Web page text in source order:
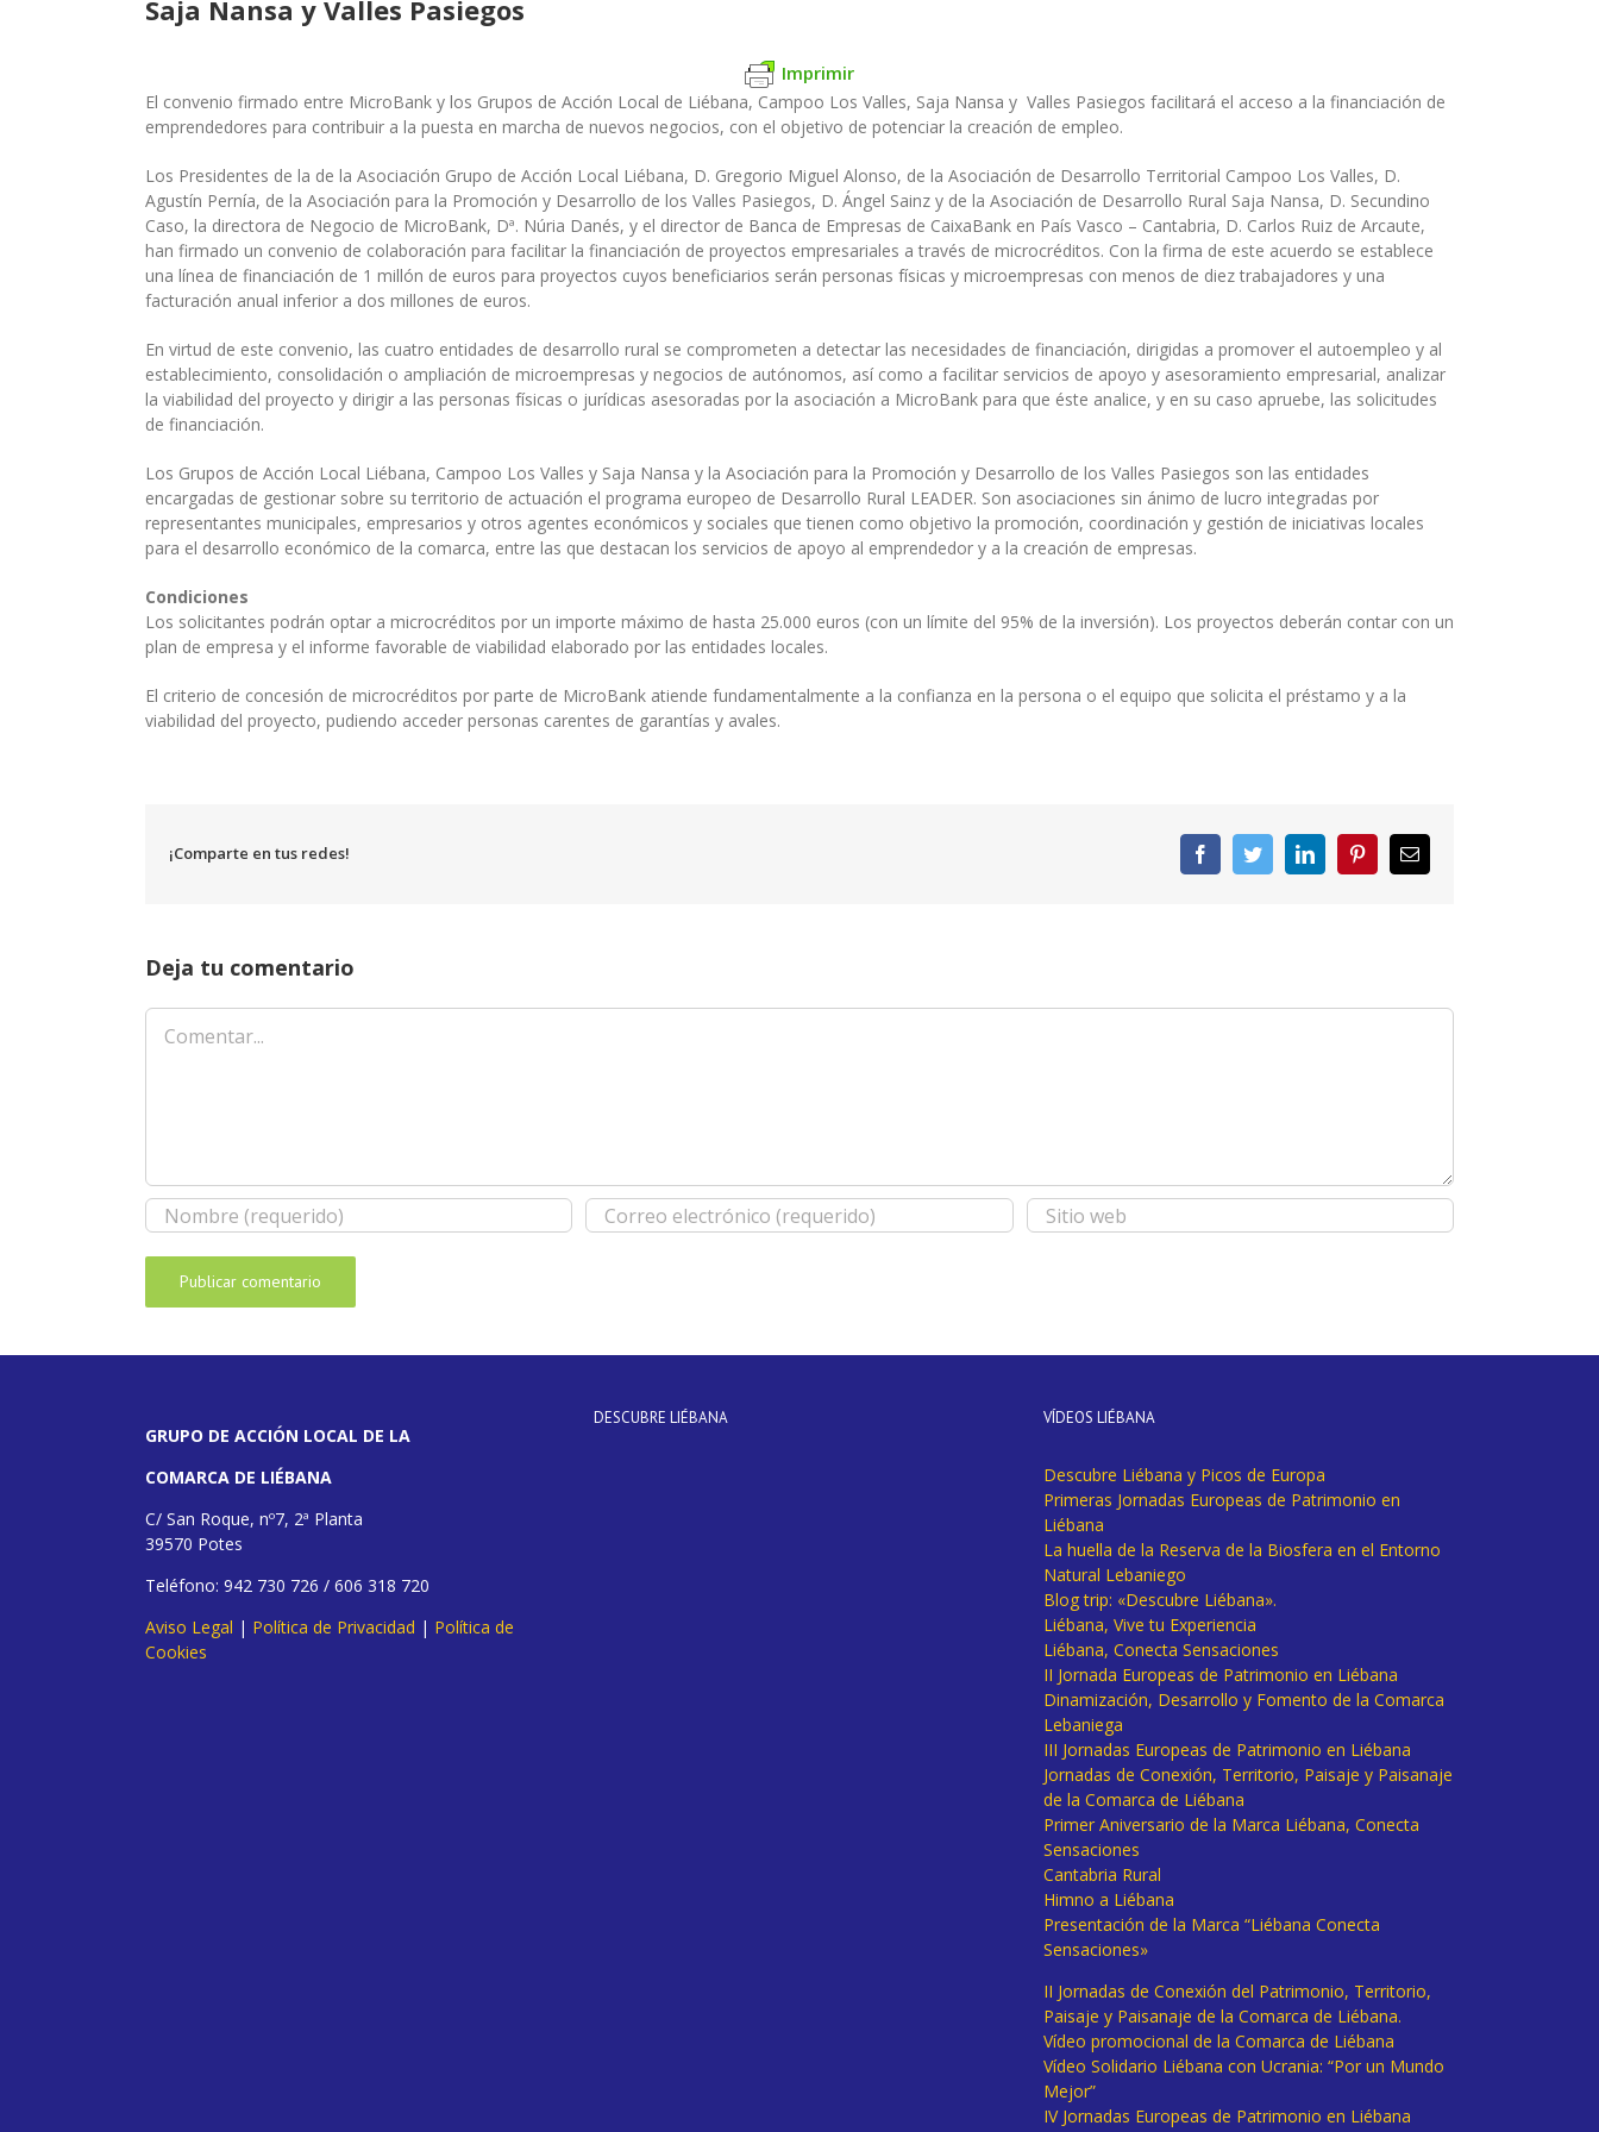
Saja Nansa y Valles Pasiegos
Imprimir
El convenio firmado entre MicroBank y los Grupos de Acción Local de Liébana, Campoo Los Valles, Saja Nansa y Valles Pasiegos facilitará el acceso a la financiación de
emprendedores para contribuir a la puesta en marcha de nuevos negocios, con el objetivo de potenciar la creación de empleo.
Los Presidentes de la de la Asociación Grupo de Acción Local Liébana, D. Gregorio Miguel Alonso, de la Asociación de Desarrollo Territorial Campoo Los Valles, D.
Agustín Pernía, de la Asociación para la Promoción y Desarrollo de los Valles Pasiegos, D. Ángel Sainz y de la Asociación de Desarrollo Rural Saja Nansa, D. Secundino
Caso, la directora de Negocio de MicroBank, Dª. Núria Danés, y el director de Banca de Empresas de CaixaBank en País Vasco – Cantabria, D. Carlos Ruiz de Arcaute,
han firmado un convenio de colaboración para facilitar la financiación de proyectos empresariales a través de microcréditos. Con la firma de este acuerdo se establece
una línea de financiación de 1 millón de euros para proyectos cuyos beneficiarios serán personas físicas y microempresas con menos de diez trabajadores y una
facturación anual inferior a dos millones de euros.
En virtud de este convenio, las cuatro entidades de desarrollo rural se comprometen a detectar las necesidades de financiación, dirigidas a promover el autoempleo y al
establecimiento, consolidación o ampliación de microempresas y negocios de autónomos, así como a facilitar servicios de apoyo y asesoramiento empresarial, analizar
la viabilidad del proyecto y dirigir a las personas físicas o jurídicas asesoradas por la asociación a MicroBank para que éste analice, y en su caso apruebe, las solicitudes
de financiación.
Los Grupos de Acción Local Liébana, Campoo Los Valles y Saja Nansa y la Asociación para la Promoción y Desarrollo de los Valles Pasiegos son las entidades
encargadas de gestionar sobre su territorio de actuación el programa europeo de Desarrollo Rural LEADER. Son asociaciones sin ánimo de lucro integradas por
representantes municipales, empresarios y otros agentes económicos y sociales que tienen como objetivo la promoción, coordinación y gestión de iniciativas locales
para el desarrollo económico de la comarca, entre las que destacan los servicios de apoyo al emprendedor y a la creación de empresas.
Condiciones
Los solicitantes podrán optar a microcréditos por un importe máximo de hasta 25.000 euros (con un límite del 95% de la inversión). Los proyectos deberán contar con un
plan de empresa y el informe favorable de viabilidad elaborado por las entidades locales.
El criterio de concesión de microcréditos por parte de MicroBank atiende fundamentalmente a la confianza en la persona o el equipo que solicita el préstamo y a la
viabilidad del proyecto, pudiendo acceder personas carentes de garantías y avales.
¡Comparte en tus redes! FacebookTwitterLinkedInPinterestCorreo
electrónico
Deja tu comentario
Comentar
GRUPO DE ACCIÓN LOCAL DE LA
COMARCA DE LIÉBANA
C/ San Roque, nº7, 2ª Planta
39570 Potes
Teléfono: 942 730 726 / 606 318 720
Aviso Legal | Política de Privacidad | Política de
Cookies
DESCUBRE LIÉBANA VÍDEOS LIÉBANA
Descubre Liébana y Picos de Europa
Primeras Jornadas Europeas de Patrimonio en
Liébana
La huella de la Reserva de la Biosfera en el Entorno
Natural Lebaniego
Blog trip: «Descubre Liébana».
Liébana, Vive tu Experiencia
Liébana, Conecta Sensaciones
II Jornada Europeas de Patrimonio en Liébana
Dinamización, Desarrollo y Fomento de la Comarca
Lebaniega
III Jornadas Europeas de Patrimonio en Liébana
Jornadas de Conexión, Territorio, Paisaje y Paisanaje
de la Comarca de Liébana
Primer Aniversario de la Marca Liébana, Conecta
Sensaciones
Cantabria Rural
Himno a Liébana
Presentación de la Marca “Liébana Conecta
Sensaciones»
II Jornadas de Conexión del Patrimonio, Territorio,
Paisaje y Paisanaje de la Comarca de Liébana.
Vídeo promocional de la Comarca de Liébana
Vídeo Solidario Liébana con Ucrania: “Por un Mundo
Mejor”
IV Jornadas Europeas de Patrimonio en Liébana